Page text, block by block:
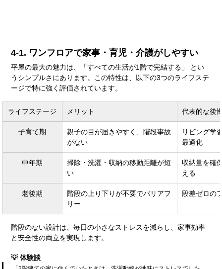
4-1. ワンフロアで家事・育児・介護がしやすい
平屋の最大の魅力は、「すべての生活が1階で完結する」 とい
うシンプルさにあります。この特性は、以下の3つのライフステ
ージで特に強く評価されています。
ライフステージ メリット 代表的な後
子育て期
親子の目が届きやすく、階段事故
がない
リビング学
最適化
中年期
掃除・洗濯・収納の移動距離が短
い
収納量を確
える
老後期
階段の上り下りが不要でバリアフ
リー
段差ゼロの
階段のない設計は、毎日の小さなストレスを減らし、家事効率
と安全性の両立を実現します。
💡 体験談